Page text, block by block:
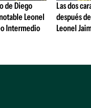
de Diego
Leonel
Intermedio
Las dos
después
Leonel